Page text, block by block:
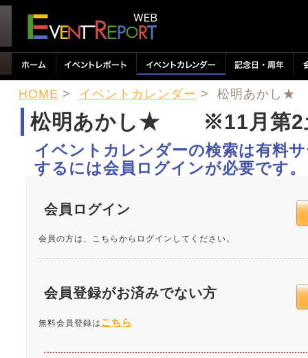
HOME > イベントカレンダー > 松明あかし
松明あかし★ ※11月第2
イベントカレンダーの検索は有料
するには会員ログインが必要です。
会員ログイン
会員の方は、こちらからログインしてください。
会員登録がお済みでない方
無料会員登録は こちら